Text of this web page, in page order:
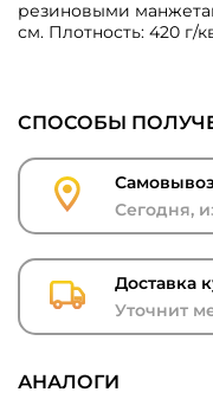
резиновыми
см. Плотность: 420 г/
СПОСОБЫ
Самовывоз
Сегодня,
Доставка
Уточнит
АНАЛОГИ